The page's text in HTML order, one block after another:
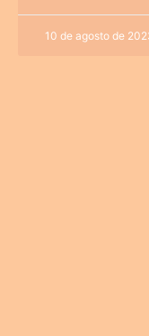
10 de agosto de